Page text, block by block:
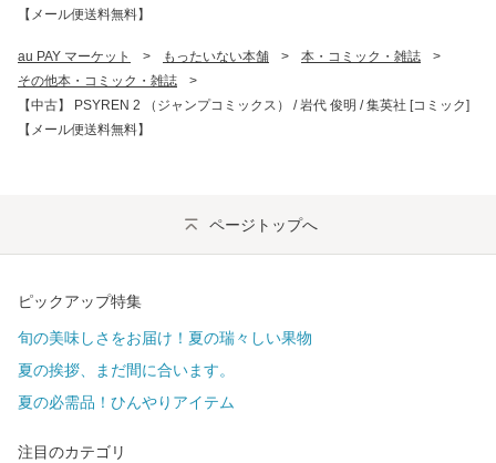
【メール便送料無料】
au PAY マーケット > もったいない本舗 > 本・コミック・雑誌
>
その他本・コミック・雑誌
>
【中古】 PSYREN 2 （ジャンプコミックス） / 岩代 俊明 / 集英社 [コミック]
【メール便送料無料】
ページトップへ
ピックアップ特集
旬の美味しさをお届け！夏の瑞々しい果物
夏の挨拶、まだ間に合います。
夏の必需品！ひんやりアイテム
注目のカテゴリ